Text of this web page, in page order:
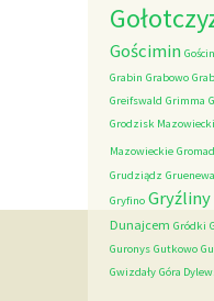
Gościmin
Grabin Grabowo
Greifswald Grimma
Grodzisk Mazowiecki
Mazowieckie
Grudziądz
Gryfino Gryźliny
Dunajcem Gródki
Guronys Gutkowo
Gwizdały Góra